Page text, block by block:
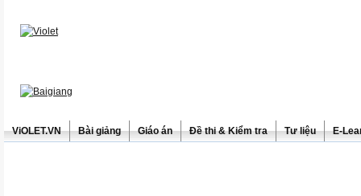
ViOLET.VN Bài giảng Giáo án Đề thi & Kiểm tra Tư liệu E-